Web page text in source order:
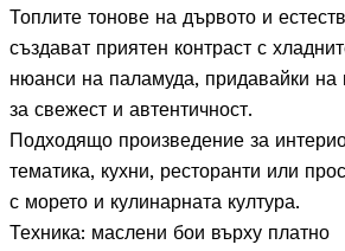
Топлите тонове на дървото и
създават приятен контраст с
нюанси на паламуда, придавайки на
за свежест и автентичност.
Подходящо произведение за
тематика, кухни, ресторанти или
с морето и кулинарната култура.
Техника: маслени бои върху платно